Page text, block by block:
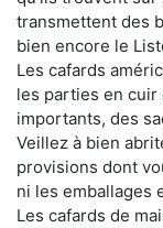
transmettent des
bien encore le
Les cafards
les parties en cuir
importants, des
Veillez à bien
provisions dont
ni les emballages
Les cafards de